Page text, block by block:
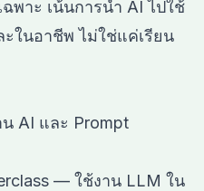
พาะ เน้นการนำ AI ไปใช้
ในอาชีพ ไม่ใช่แค่เรียน
AI และ Prompt
— ใช้งาน LLM ใน